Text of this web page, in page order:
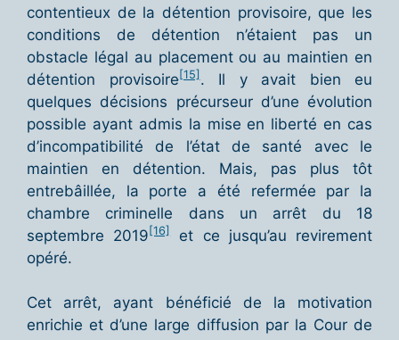
contentieux de la détention provisoire, que les
conditions de détention n’étaient pas un
obstacle légal au placement ou au maintien en
détention provisoire[15]. Il y avait bien eu
quelques décisions précurseur d’une évolution
possible ayant admis la mise en liberté en cas
d’incompatibilité de l’état de santé avec le
maintien en détention. Mais, pas plus tôt
entrebâillée, la porte a été refermée par la
chambre criminelle dans un arrêt du 18
septembre 2019[16]et ce jusqu’au revirement
opéré.
Cet arrêt, ayant bénéficié de la motivation
enrichie et d’une large diffusion par la Cour de